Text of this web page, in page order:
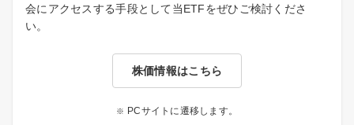
会にアクセスする手段として当ETFをぜひご検討くださ
い。
株価情報はこちら
PCサイトに遷移します。